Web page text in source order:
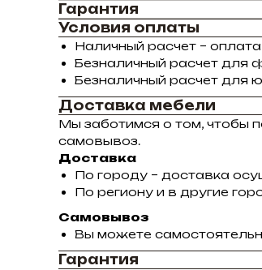
Гарантия
Условия оплаты
Наличный расчет –
Безналичный расчет для
Безналичный расчет для
Доставка мебели
Мы заботимся о том, чтобы
самовывоз.
Доставка
По городу – доставка
По региону и в другие
Самовывоз
Вы можете
Гарантия